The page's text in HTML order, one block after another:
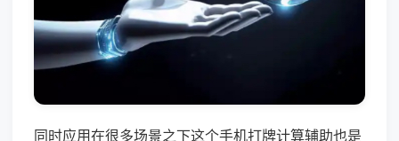
同时应用在很多场景之下这个手机打牌计算辅助也是